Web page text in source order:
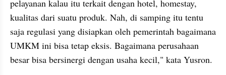
pelayanan kalau itu terkait dengan hotel, homestay,
kualitas dari suatu produk. Nah, di samping itu tentu
saja regulasi yang disiapkan oleh pemerintah bagaimana
UMKM ini bisa tetap eksis. Bagaimana perusahaan
besar bisa bersinergi dengan usaha kecil," kata Yusron.